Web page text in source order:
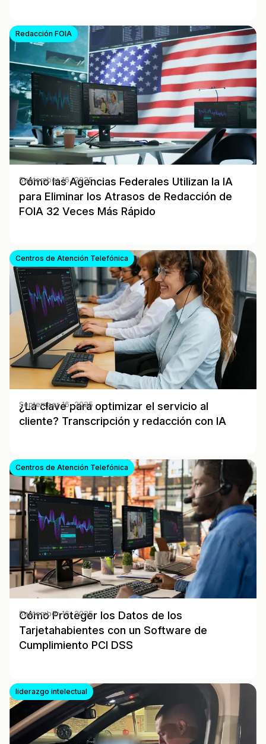
Redacción FOIA
Cómo las Agencias Federales Utilizan la IA
para Eliminar los Atrasos de Redacción de
FOIA 32 Veces Más Rápido
September 16, 2025
Centros de Atención Telefónica
¿La clave para optimizar el servicio al
cliente? Transcripción y redacción con IA
September 16, 2025
Centros de Atención Telefónica
Cómo Proteger los Datos de los
Tarjetahabientes con un Software de
Cumplimiento PCI DSS
September 16, 2025
liderazgo intelectual